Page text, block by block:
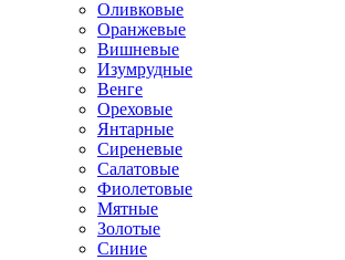
Оливковые
Оранжевые
Вишневые
Изумрудные
Венге
Ореховые
Янтарные
Сиреневые
Салатовые
Фиолетовые
Мятные
Золотые
Синие